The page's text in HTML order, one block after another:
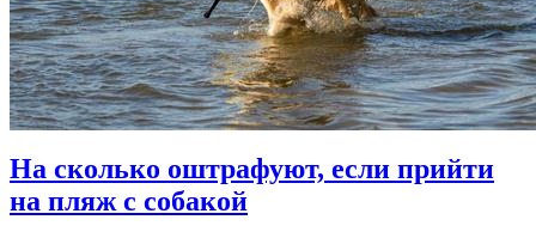
На сколько оштрафуют, если прийти
на пляж с собакой